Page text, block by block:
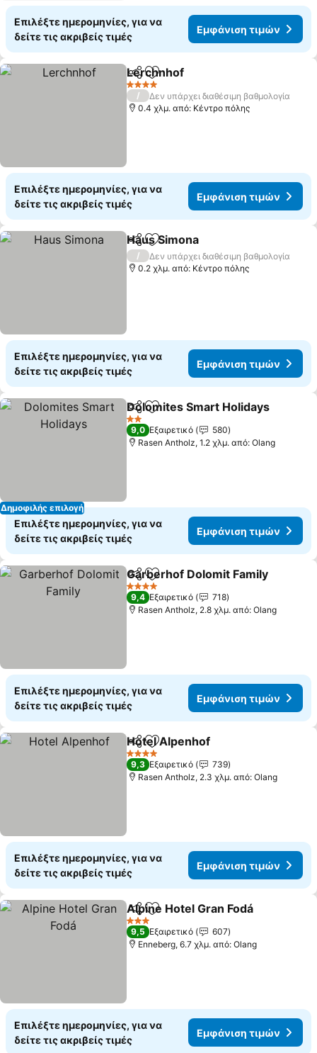
Επιλέξτε ημερομηνίες, για να
δείτε τις ακριβείς τιμές
Εμφάνιση τιμών
Κοινοποίηση
Προσθήκη στα αγαπημένα
Lerchnhof
4 Αστέρια
/
Δεν υπάρχει διαθέσιμη βαθμολογία
0.4 χλμ. από: Κέντρο πόλης
Επιλέξτε ημερομηνίες, για να
δείτε τις ακριβείς τιμές
Εμφάνιση τιμών
Κοινοποίηση
Προσθήκη στα αγαπημένα
Haus Simona
/
Δεν υπάρχει διαθέσιμη βαθμολογία
0.2 χλμ. από: Κέντρο πόλης
Επιλέξτε ημερομηνίες, για να
δείτε τις ακριβείς τιμές
Εμφάνιση τιμών
Δημοφιλής επιλογή
Κοινοποίηση
Προσθήκη στα αγαπημένα
Dolomites Smart Holidays
2 Αστέρια
9,0 Εξαιρετικό
580
Rasen Antholz, 1.2 χλμ. από: Olang
Επιλέξτε ημερομηνίες, για να
δείτε τις ακριβείς τιμές
Εμφάνιση τιμών
Κοινοποίηση
Προσθήκη στα αγαπημένα
Garberhof Dolomit Family
4 Αστέρια
9,4 Εξαιρετικό
718
Rasen Antholz, 2.8 χλμ. από: Olang
Επιλέξτε ημερομηνίες, για να
δείτε τις ακριβείς τιμές
Εμφάνιση τιμών
Κοινοποίηση
Προσθήκη στα αγαπημένα
Hotel Alpenhof
4 Αστέρια
9,3 Εξαιρετικό
739
Rasen Antholz, 2.3 χλμ. από: Olang
Επιλέξτε ημερομηνίες, για να
δείτε τις ακριβείς τιμές
Εμφάνιση τιμών
Κοινοποίηση
Προσθήκη στα αγαπημένα
Alpine Hotel Gran Fodá
3 Αστέρια
9,5 Εξαιρετικό
607
Enneberg, 6.7 χλμ. από: Olang
Επιλέξτε ημερομηνίες, για να
δείτε τις ακριβείς τιμές
Εμφάνιση τιμών